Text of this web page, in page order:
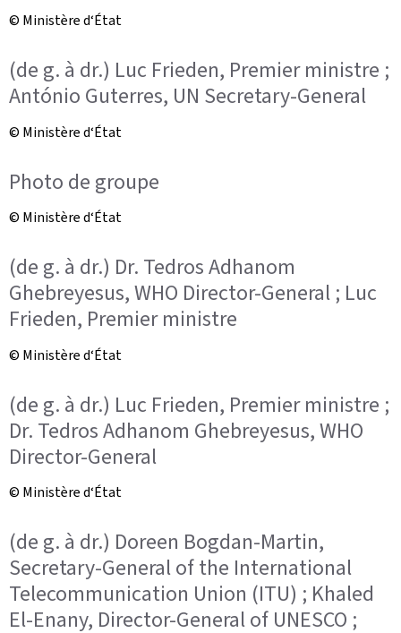
© Ministère d‘État
(de g. à dr.) Luc Frieden, Premier ministre ;
António Guterres, UN Secretary-General
© Ministère d‘État
Photo de groupe
© Ministère d‘État
(de g. à dr.) Dr. Tedros Adhanom
Ghebreyesus, WHO Director-General ; Luc
Frieden, Premier ministre
© Ministère d‘État
(de g. à dr.) Luc Frieden, Premier ministre ;
Dr. Tedros Adhanom Ghebreyesus, WHO
Director-General
© Ministère d‘État
(de g. à dr.) Doreen Bogdan-Martin,
Secretary-General of the International
Telecommunication Union (ITU) ; Khaled
El-Enany, Director-General of UNESCO ;